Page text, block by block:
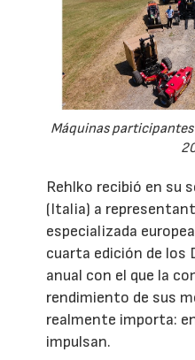
Máquinas participantes
Rehlko recibió en su
(Italia) a
especializada
cuarta edición de los
anual con el que la
rendimiento de sus
realmente importa:
impulsan.